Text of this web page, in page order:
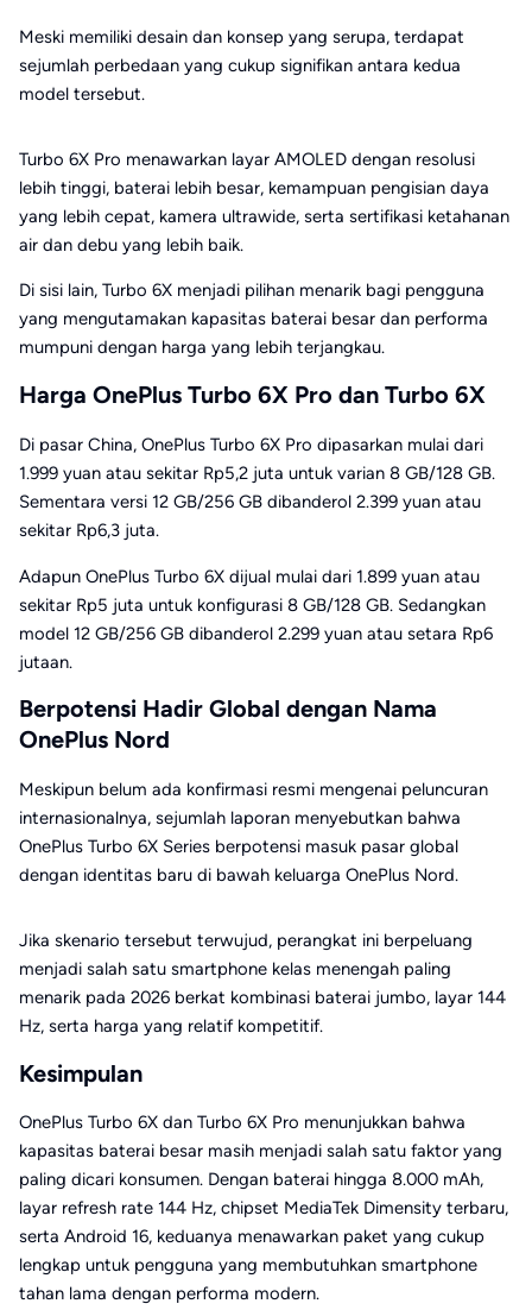
Meski memiliki desain dan konsep yang serupa, terdapat
sejumlah perbedaan yang cukup signifikan antara kedua
model tersebut.
Turbo 6X Pro menawarkan layar AMOLED dengan resolusi
lebih tinggi, baterai lebih besar, kemampuan pengisian daya
yang lebih cepat, kamera ultrawide, serta sertifikasi ketahanan
air dan debu yang lebih baik.
Di sisi lain, Turbo 6X menjadi pilihan menarik bagi pengguna
yang mengutamakan kapasitas baterai besar dan performa
mumpuni dengan harga yang lebih terjangkau.
Harga OnePlus Turbo 6X Pro dan Turbo 6X
Di pasar China, OnePlus Turbo 6X Pro dipasarkan mulai dari
1.999 yuan atau sekitar Rp5,2 juta untuk varian 8 GB/128 GB.
Sementara versi 12 GB/256 GB dibanderol 2.399 yuan atau
sekitar Rp6,3 juta.
Adapun OnePlus Turbo 6X dijual mulai dari 1.899 yuan atau
sekitar Rp5 juta untuk konfigurasi 8 GB/128 GB. Sedangkan
model 12 GB/256 GB dibanderol 2.299 yuan atau setara Rp6
jutaan.
Berpotensi Hadir Global dengan Nama
OnePlus Nord
Meskipun belum ada konfirmasi resmi mengenai peluncuran
internasionalnya, sejumlah laporan menyebutkan bahwa
OnePlus Turbo 6X Series berpotensi masuk pasar global
dengan identitas baru di bawah keluarga OnePlus Nord.
Jika skenario tersebut terwujud, perangkat ini berpeluang
menjadi salah satu smartphone kelas menengah paling
menarik pada 2026 berkat kombinasi baterai jumbo, layar 144
Hz, serta harga yang relatif kompetitif.
Kesimpulan
OnePlus Turbo 6X dan Turbo 6X Pro menunjukkan bahwa
kapasitas baterai besar masih menjadi salah satu faktor yang
paling dicari konsumen. Dengan baterai hingga 8.000 mAh,
layar refresh rate 144 Hz, chipset MediaTek Dimensity terbaru,
serta Android 16, keduanya menawarkan paket yang cukup
lengkap untuk pengguna yang membutuhkan smartphone
tahan lama dengan performa modern.